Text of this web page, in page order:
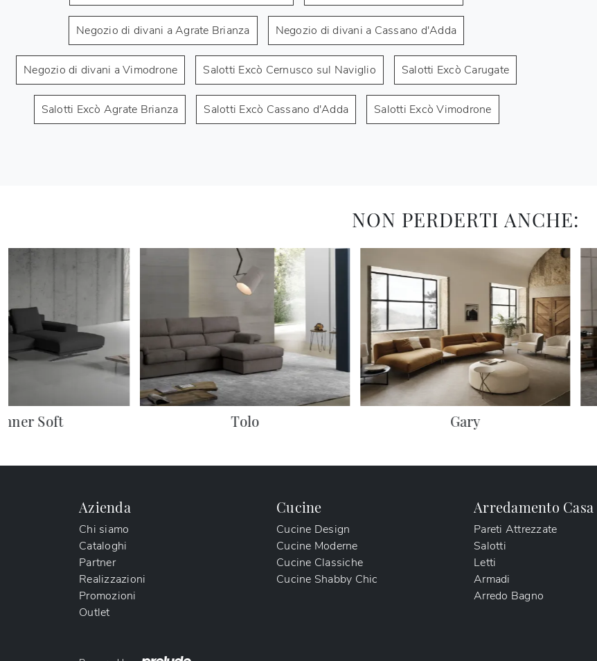
Negozio di divani a Agrate Brianza Negozio di divani a Cassano d'Adda
Negozio di divani a Vimodrone Salotti Excò Cernusco sul Naviglio Salotti Excò Carugate
Salotti Excò Agrate Brianza Salotti Excò Cassano d'Adda Salotti Excò Vimodrone
NON PERDERTI ANCHE:
Soft Tolo Gary
Azienda
Chi siamo
Cataloghi
Partner
Realizzazioni
Promozioni
Outlet
Cucine
Cucine Design
Cucine Moderne
Cucine Classiche
Cucine Shabby Chic
Arredamento Casa
Pareti Attrezzate
Salotti
Letti
Armadi
Arredo Bagno